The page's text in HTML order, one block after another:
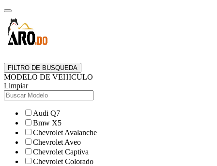
FILTRO DE BUSQUEDA
MODELO DE VEHICULO
Limpiar
Audi Q7
Bmw X5
Chevrolet Avalanche
Chevrolet Aveo
Chevrolet Captiva
Chevrolet Colorado